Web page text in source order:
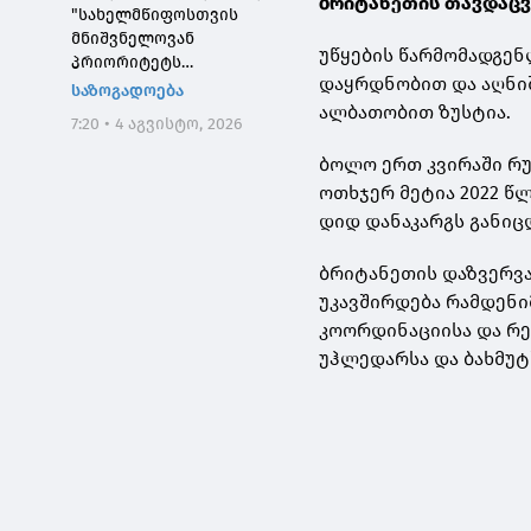
"სახელმწიფოსთვის
მნიშვნელოვან
პრიორიტეტს
საქართველოს ტყეების,
დეგრადირებული
საზოგადოება
7:20 • 4 აგვისტო, 2026
უწყების
დაყრდნობით და
ალბათობით ზუსტია.
ბოლო ერთ კვირაში
ოთხჯერ მეტია 2022
დიდ დანაკარგს
ბრიტანეთის
უკავშირდება
კოორდინაციისა და
უჰლედარსა და